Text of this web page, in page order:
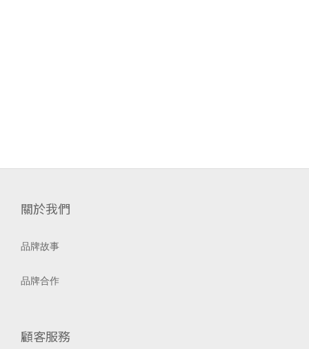
關於我們
品牌故事
品牌合作
顧客服務